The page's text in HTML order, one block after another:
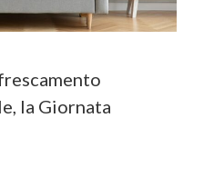
la Giornata